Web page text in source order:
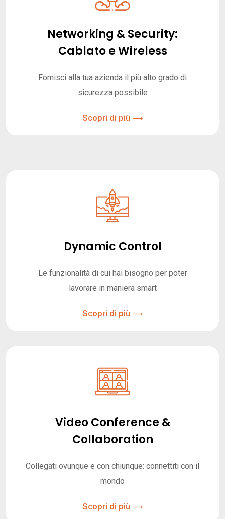
Networking & Security:
Cablato e Wireless
Fornisci alla tua azienda il più alto grado di
sicurezza possibile
Scopri di più
Dynamic Control
Le funzionalità di cui hai bisogno per poter
lavorare in maniera smart
Scopri di più
Video Conference &
Collaboration
Collegati ovunque e con chiunque: connettiti con il
mondo
Scopri di più